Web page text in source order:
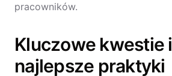
pracowników.
Kluczowe kwestie i
najlepsze praktyki